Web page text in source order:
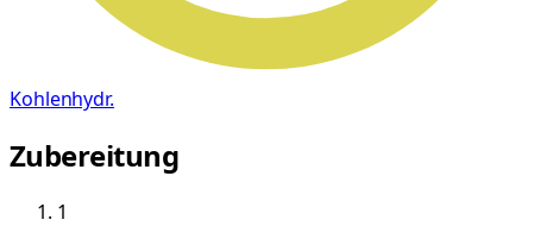
Kohlenhydr.
Zubereitung
1